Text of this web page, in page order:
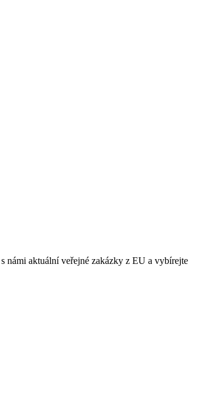
námi aktuální veřejné zakázky z EU a vybírejte